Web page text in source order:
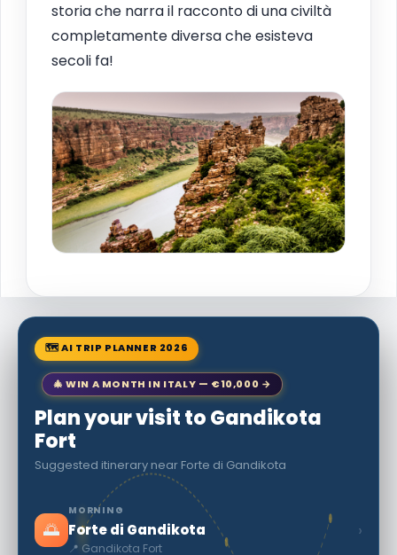
storia che narra il racconto di una civiltà
completamente diversa che esisteva
secoli fa!
🗺 AI TRIP PLANNER 2026
🎄 WIN A MONTH IN ITALY — €10,000 →
Plan your visit to Gandikota
Fort
Suggested itinerary near Forte di Gandikota
🌅
MORNING
Forte di Gandikota
📍 Gandikota Fort
›